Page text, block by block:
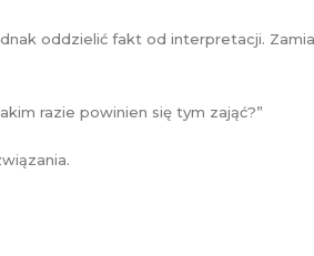
oddzielić fakt od interpretacji.
razie powinien się tym zająć?”